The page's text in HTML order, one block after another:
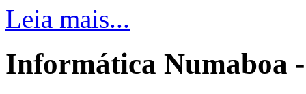
Leia mais...
Informática Numaboa